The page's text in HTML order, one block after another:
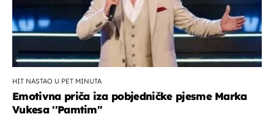
HIT NASTAO U PET MINUTA
Emotivna priča iza pobjedničke pjesme Marka
Vukesa ''Pamtim''